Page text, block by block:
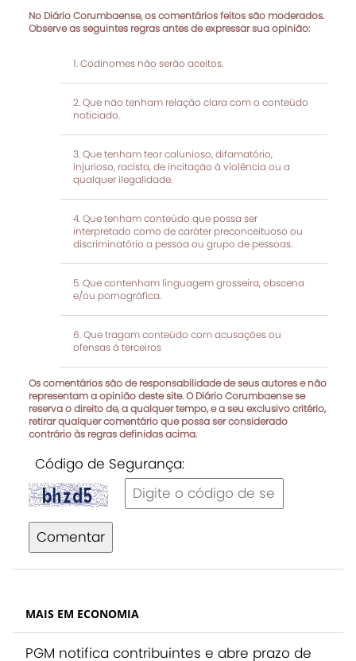
No Diário Corumbaense, os comentários feitos são moderados.
Observe as seguintes regras antes de expressar sua opinião:
Codinomes não serão aceitos.
Que não tenham relação clara com o conteúdo
noticiado.
Que tenham teor calunioso, difamatório,
injurioso, racista, de incitação à violência ou a
qualquer ilegalidade.
Que tenham conteúdo que possa ser
interpretado como de caráter preconceituoso ou
discriminatório a pessoa ou grupo de pessoas.
Que contenham linguagem grosseira, obscena
e/ou pornográfica.
Que tragam conteúdo com acusações ou
ofensas à terceiros
Os comentários são de responsabilidade de seus autores e não
representam a opinião deste site. O Diário Corumbaense se
reserva o direito de, a qualquer tempo, e a seu exclusivo critério,
retirar qualquer comentário que possa ser considerado
contrário às regras definidas acima.
Código de Segurança:
Comentar
MAIS EM ECONOMIA
PGM notifica contribuintes e abre prazo de